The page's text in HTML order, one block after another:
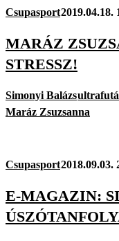
Csupasport2019.04.18.
MARÁZ
STRESSZ!
Simonyi Balázs
Maráz Zsuzsanna
Csupasport2018.09.03.
E-MAGAZIN: